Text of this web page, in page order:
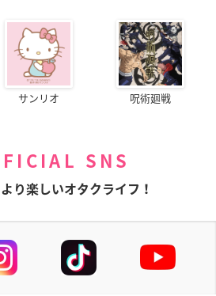
サンリオ 呪術廻戦
SNS
り楽しいオタクライフ！